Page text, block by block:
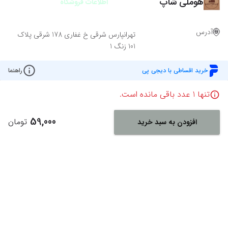
خرید اقساطی با دیجی پی راهنما
تنها 1 عدد باقی مانده است.
افزودن به سبد خرید 59,000 تومان
اطلاعات فروشگاه
آدرس
تهرانپارس شرقی خ غفاری 178 شرقی پلاک
101 زنگ 1